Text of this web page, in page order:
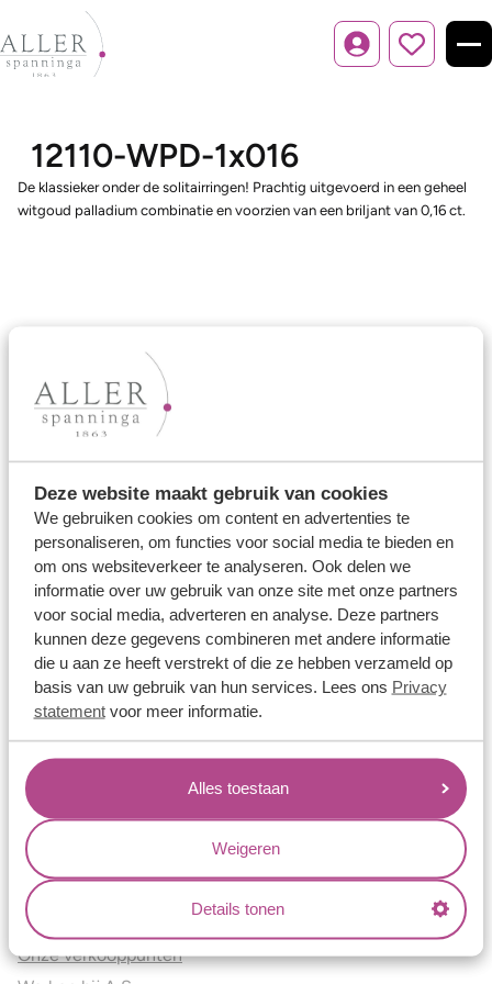
Deze website maakt gebruik van cookies
We gebruiken cookies om content en advertenties te
personaliseren, om functies voor social media te bieden en
om ons websiteverkeer te analyseren. Ook delen we
informatie over uw gebruik van onze site met onze partners
voor social media, adverteren en analyse. Deze partners
kunnen deze gegevens combineren met andere informatie
die u aan ze heeft verstrekt of die ze hebben verzameld op
basis van uw gebruik van hun services. Lees ons Privacy
statementvoor meer informatie.
Alles toestaan
Weigeren
Details tonen
Inloggen
12110-WPD-1x016
De klassieker onder de solitairringen! Prachtig uitgevoerd in een geheel
witgoud palladium combinatie en voorzien van een briljant van 0,16 ct.
Ons aanbod
Trouwringen
Memoireringen
Verlovingsringen
Vriendschapsringen
Over ons
Aller Spanninga
Historie
Certificaten
Blogs
Jouw voordelen
Conflictvrije Materialen
Oneindig veel mogelijkheden
Kwaliteit
Juweliers & Contact
Onze verkooppunten